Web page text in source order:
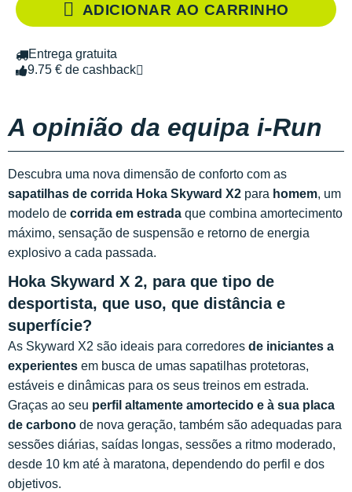
ADICIONAR AO CARRINHO
Entrega gratuita
9.75 € de cashback
A opinião da equipa i-Run
Descubra uma nova dimensão de conforto com as
sapatilhas de corrida Hoka Skyward X2 para homem, um
modelo de corrida em estrada que combina amortecimento
máximo, sensação de suspensão e retorno de energia
explosivo a cada passada.
Hoka Skyward X 2, para que tipo de
desportista, que uso, que distância e
superfície?
As Skyward X2 são ideais para corredores de iniciantes a
experientes em busca de umas sapatilhas protetoras,
estáveis e dinâmicas para os seus treinos em estrada.
Graças ao seu perfil altamente amortecido e à sua placa
de carbono de nova geração, também são adequadas para
sessões diárias, saídas longas, sessões a ritmo moderado,
desde 10 km até à maratona, dependendo do perfil e dos
objetivos.